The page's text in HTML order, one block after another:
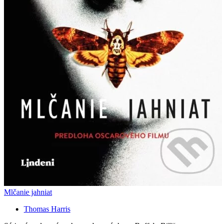
Mlčanie jahniat
Thomas Harris